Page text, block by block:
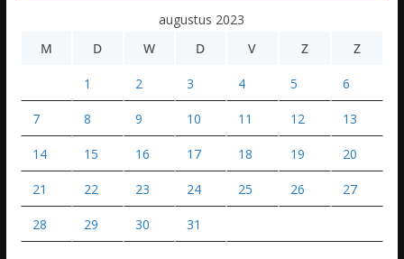
augustus 2023
M
D W D V Z Z
1 2 3 4 5 6
7 8 9 10 11 12 13
14 15 16 17 18 19 20
21 22 23 24 25 26 27
28 29 30 31